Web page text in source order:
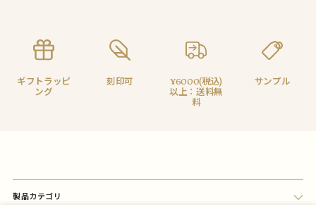
ギフトラッピ
ング
刻印可
¥6000(税込)
以上：送料無
料
サンプル
製品カテゴリ